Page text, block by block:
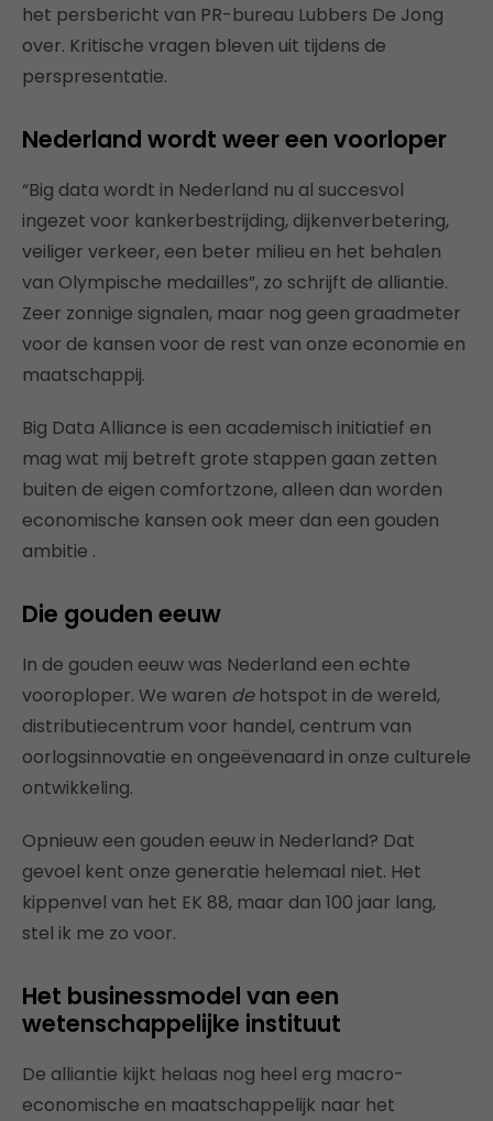
het persbericht van PR-bureau Lubbers De Jong
over. Kritische vragen bleven uit tijdens de
perspresentatie.
Nederland wordt weer een voorloper
“Big data wordt in Nederland nu al succesvol
ingezet voor kankerbestrijding, dijkenverbetering,
veiliger verkeer, een beter milieu en het behalen
van Olympische medailles”, zo schrijft de alliantie.
Zeer zonnige signalen, maar nog geen graadmeter
voor de kansen voor de rest van onze economie en
maatschappij.
Big Data Alliance is een academisch initiatief en
mag wat mij betreft grote stappen gaan zetten
buiten de eigen comfortzone, alleen dan worden
economische kansen ook meer dan een gouden
ambitie .
Die gouden eeuw
In de gouden eeuw was Nederland een echte
vooroploper. We waren dehotspot in de wereld,
distributiecentrum voor handel, centrum van
oorlogsinnovatie en ongeëvenaard in onze culturele
ontwikkeling.
Opnieuw een gouden eeuw in Nederland? Dat
gevoel kent onze generatie helemaal niet. Het
kippenvel van het EK 88, maar dan 100 jaar lang,
stel ik me zo voor.
Het businessmodel van een
wetenschappelijke instituut
De alliantie kijkt helaas nog heel erg macro-
economische en maatschappelijk naar het